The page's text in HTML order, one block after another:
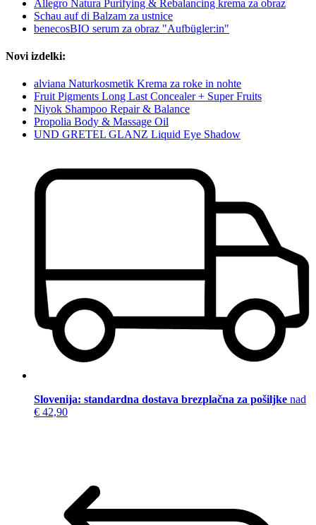
Allegro Natura Purifying & Rebalancing krema za obraz
Schau auf di Balzam za ustnice
benecosBIO serum za obraz "Aufbügler:in"
Novi izdelki:
alviana Naturkosmetik Krema za roke in nohte
Fruit Pigments Long Last Concealer + Super Fruits
Niyok Shampoo Repair & Balance
Propolia Body & Massage Oil
UND GRETEL GLANZ Liquid Eye Shadow
Slovenija: standardna dostava brezplačna za pošiljke nad
€ 42,90